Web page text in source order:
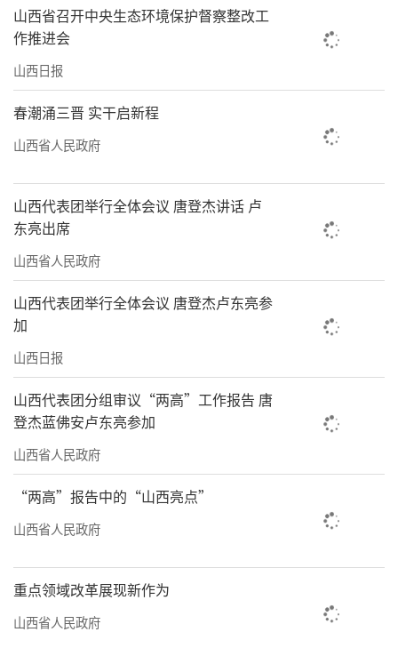
实。各开发区、绿电园区、产业链、专业镇要
提升能级。各省属企业、驻晋央企、民营企业
要竞相发展。各类要素要高效配置，推进供
电、供气、供水、供热价格改革，开展全域土
地综合整治，推动财政开源节流增效。加强高
工程化示范、产业化各环节要高效协同。要拿
出破釜沉舟的决心、只争朝夕的劲头、日清日
结的效率，坚定有序推动各项工作取得实实在
在的成效。
会议强调，要加强党对经济工作的全面领
导，坚定维护党中央集中统一领导，切实扛牢
全面贯彻党中央关于经济工作决策部署的政治
责任，强化对标对表，形成各级各部门共抓经
济工作、推动高质量发展的强大合力。要对标
对表党中央《建议》和国家规划《纲要》，落
实省委《建议》，编制好我省“十五五”规划
《纲要》及各专项规划，更好发挥规划的战略
人民出政绩、以实干出政绩，增强奋发进取的
信心干劲，锤炼攻坚克难的顽强斗志，提高开
山西省召开中央生态环境保护督察整改工
作推进会
山西日报
春潮涌三晋 实干启新程
山西省人民政府
山西代表团举行全体会议 唐登杰讲话 卢
东亮出席
山西省人民政府
山西代表团举行全体会议 唐登杰卢东亮参
加
山西日报
山西代表团分组审议“两高”工作报告 唐
登杰蓝佛安卢东亮参加
山西省人民政府
“两高”报告中的“山西亮点”
山西省人民政府
重点领域改革展现新作为
山西省人民政府